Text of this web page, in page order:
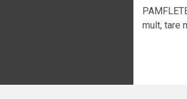
mult, tare